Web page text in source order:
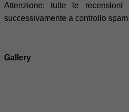
Attenzione: tutte le recensioni
successivamente a controllo spam.
Gallery